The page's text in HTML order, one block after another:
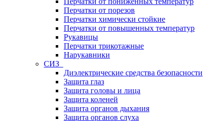
Перчатки от порезов
Перчатки химически стойкие
Перчатки от повышенных температур
Рукавицы
Перчатки трикотажные
Нарукавники
СИЗ
Диэлектрические средства безопасности
Защита глаз
Защита головы и лица
Защита коленей
Защита органов дыхания
Защита органов слуха